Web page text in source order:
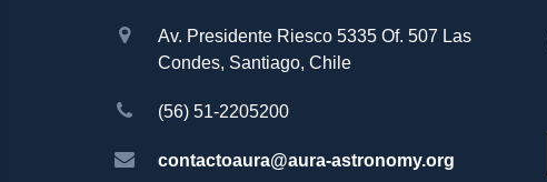
Av. Presidente Riesco 5335 Of. 507 Las
Condes, Santiago, Chile
(56) 51-2205200
contactoaura@aura-astronomy.org